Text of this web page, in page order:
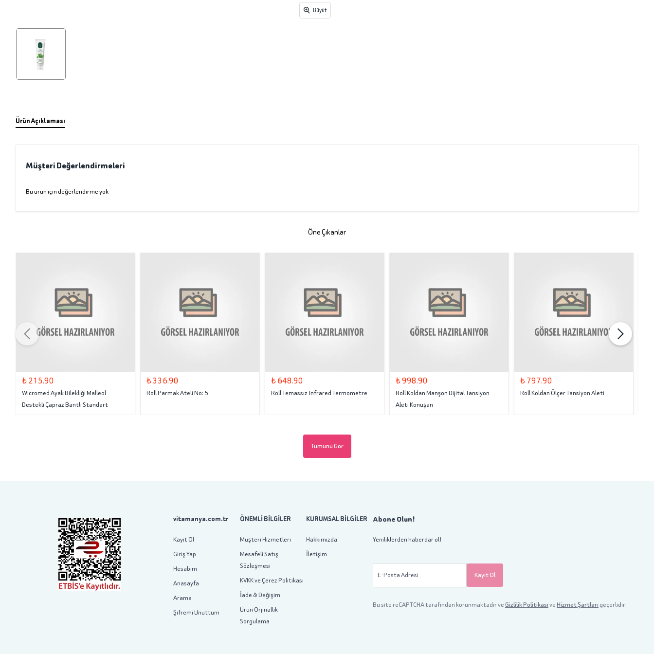
Büyüt
Ürün Açıklaması
Müşteri Değerlendirmeleri
Bu ürün için değerlendirme yok
Öne Çıkanlar
₺ 215.90
Wicromed Ayak Bilekliği Malleol
Destekli Çapraz Bantlı Standart
₺ 336.90
Roll Parmak Ateli No: 5
₺ 648.90
Roll Temassız Infrared Termometre
₺ 998.90
Roll Koldan Manşon Dijital Tansiyon
Aleti Konuşan
₺ 797.90
Roll Koldan Ölçer Tansiyon Aleti
Tümünü Gör
vitamanya.com.tr
Kayıt Ol
Giriş Yap
Hesabım
Anasayfa
Arama
Şifremi Unuttum
ÖNEMLİ BİLGİLER
Müşteri Hizmetleri
Mesafeli Satış
Sözleşmesi
KVKK ve Çerez Politikası
İade & Değişim
Ürün Orjinallik
Sorgulama
KURUMSAL BİLGİLER
Hakkımızda
İletişim
Abone Olun!
Yeniliklerden haberdar ol!
E-Posta Adresi Kayıt Ol
Bu site reCAPTCHA tarafından korunmaktadır veGizlilik PolitikasıveHizmet Şartları geçerlidir.